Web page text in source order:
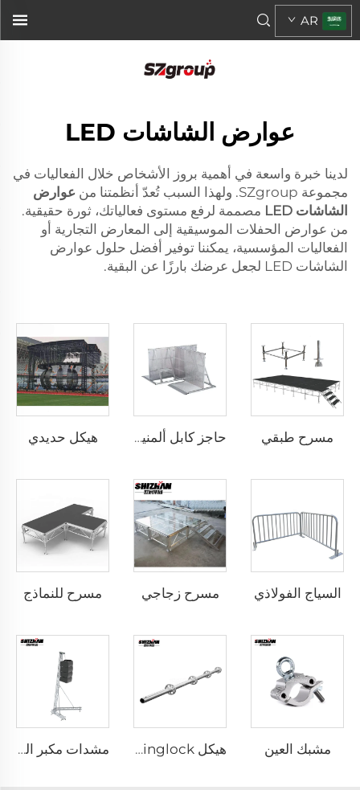
AR
عوارض الشاشات LED
لدينا خبرة واسعة في أهمية بروز الأشخاص خلال الفعاليات في
مجموعة SZgroup. ولهذا السبب تُعدّ أنظمتنا من
عوارض
الشاشات LED
مصممة لرفع مستوى فعالياتك، ثورة حقيقية.
من عوارض الحفلات الموسيقية إلى المعارض التجارية أو
الفعاليات المؤسسية، يمكننا توفير أفضل حلول عوارض
الشاشات LED لجعل عرضك بارزًا عن البقية.
مسرح طبقي حاجز كابل ألمنيومي هيكل حديدي
السياج الفولاذي مسرح زجاجي مسرح للنماذج
مشبك العين هيكل Ringlock مشدات مكبر الصوت